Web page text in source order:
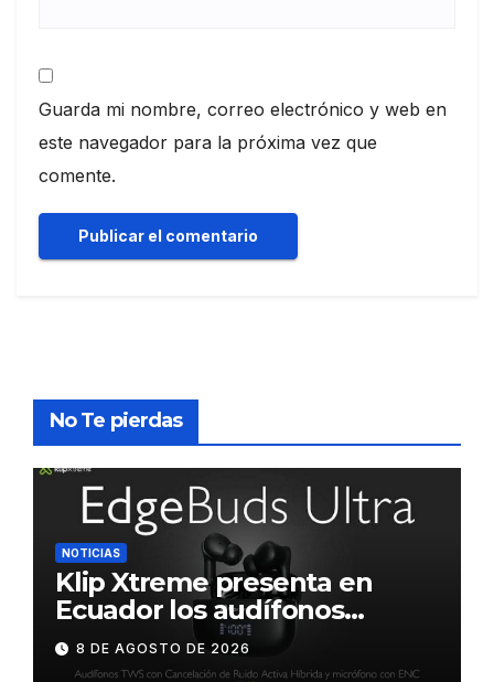
Guarda mi nombre, correo electrónico y web en
este navegador para la próxima vez que
comente.
No Te pierdas
NOTICIAS
Klip Xtreme presenta en
Ecuador los audífonos
DynaBuds con sonido
inteligente y control táctil
8 DE AGOSTO DE 2026